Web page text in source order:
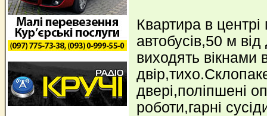
Квартира в
автобусів,50 м
виходять вікнами
двері,поліпшені
роботи,гарні